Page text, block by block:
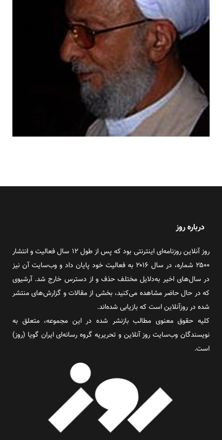
درباره روز
روز آنلاین روزنامه‌ای اینترنتی بود که پس از طول ۱۲ سال فعالیت و انتشار
۲۵۰۰ شماره، در سال ۲۰۱۶ به فعالیت خود پایان داد و وب‌سایت آن نیز
در سال‌های اخیر به‌دلایل مختلف حذف و از دسترس خارج شد. آرشیوی
که در حال حاضر مشاهده می‌کنید، بخشی از مقالات و گزارش‌های منتشر
شده در روزآنلاین است که بازیابی شده‌اند.
کلیه حقوق معنوی مطالب بازنشر شده در این مجموعه، متعلق به
نویسندگان وب‌سایت روز آنلاین و تحریریه گروه رسانه‌ای ایران گویا (روز)
است.